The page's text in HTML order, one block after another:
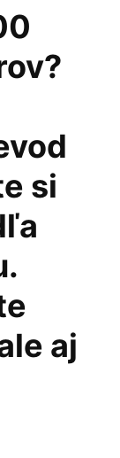
si
aj